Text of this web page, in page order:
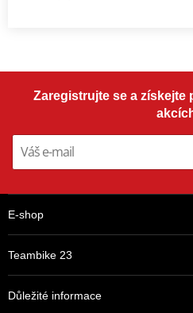
Zaregistrujte se a získejte
E-shop
Teambike 23
Důležité informace